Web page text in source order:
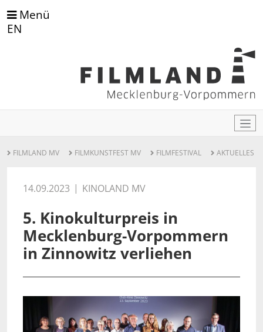
Menü
EN
FILMLAND MV FILMKUNSTFEST MV FILMFESTIVAL AKTUELLES
14.09.2023 KINOLAND MV
5. Kinokulturpreis in
Mecklenburg-Vorpommern
in Zinnowitz verliehen